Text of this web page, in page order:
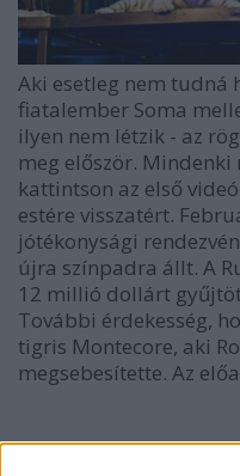
Aki esetleg nem tudná
fiatalember Soma
ilyen nem létzik - az
meg először. Mindenki
kattintson az első
estére visszatért.
jótékonysági
újra színpadra állt. A
12 millió dollárt
További érdekesség,
tigris Montecore, aki
megsebesítette. Az